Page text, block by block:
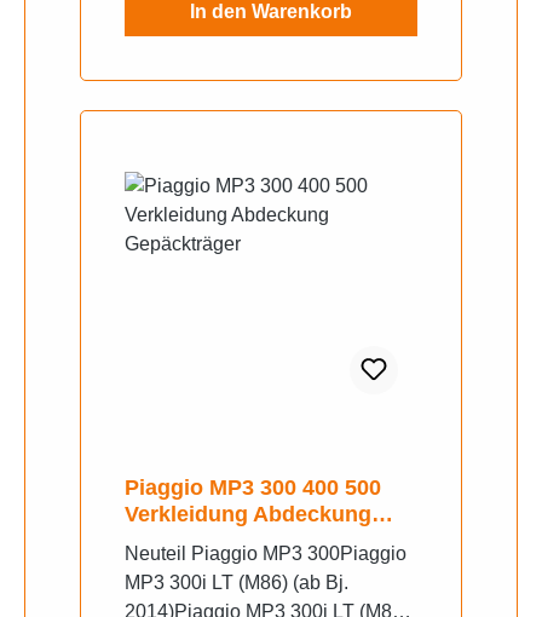
In den Warenkorb
Piaggio MP3 300 400 500
Verkleidung Abdeckung
Gepäckträger
Neuteil Piaggio MP3 300Piaggio
MP3 300i LT (M86) (ab Bj.
2014)Piaggio MP3 300i LT (M86)